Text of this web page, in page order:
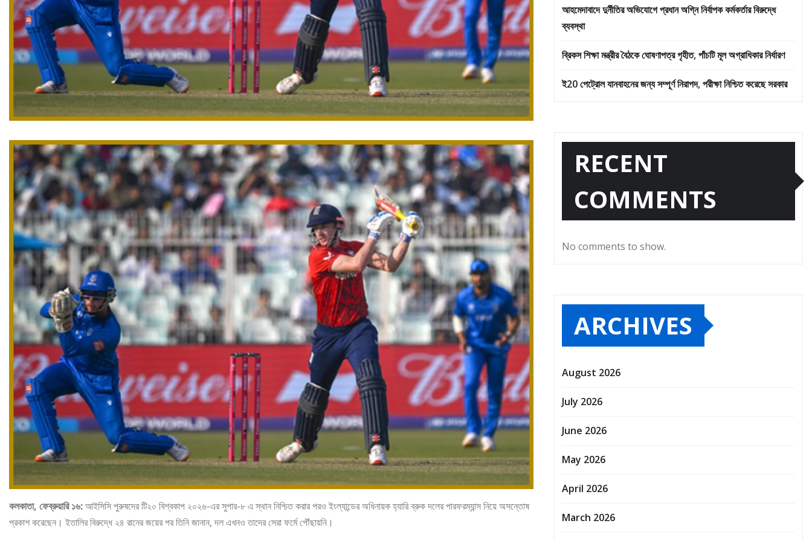
কলকাতা, ফেব্রুয়ারি ১৬:আইসিসি পুরুষদের টি২০ বিশ্বকাপ ২০২৬-এর সুপার-৮ এ স্থান নিশ্চিত করার পরও ইংল্যান্ডের অধিনায়ক হ্যারি ব্রুক দলের পারফরম্যান্স নিয়ে অসন্তোষ
প্রকাশ করেছেন। ইতালির বিরুদ্ধে ২৪ রানের জয়ের পর তিনি জানান, দল এখনও তাদের সেরা ফর্মে পৌঁছায়নি।
আহমেদাবাদে দুর্নীতির অভিযোগে প্রধান অগ্নি নির্বাপক কর্মকর্তার বিরুদ্ধে
ব্যবস্থা
ব্রিকস শিক্ষা মন্ত্রীর বৈঠকে ঘোষণাপত্র গৃহীত, পাঁচটি মূল অগ্রাধিকার নির্ধারণ
ই20 পেট্রোল যানবাহনের জন্য সম্পূর্ণ নিরাপদ, পরীক্ষা নিশ্চিত করেছে সরকার
RECENT
COMMENTS
No comments to show.
ARCHIVES
August 2026
July 2026
June 2026
May 2026
April 2026
March 2026